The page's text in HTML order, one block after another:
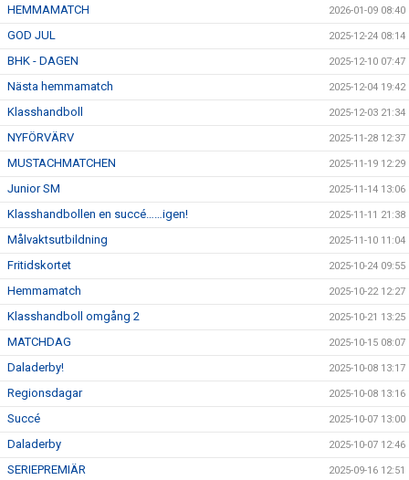
HEMMAMATCH 2026-01-09 08:40
GOD JUL 2025-12-24 08:14
BHK - DAGEN 2025-12-10 07:47
Nästa hemmamatch 2025-12-04 19:42
Klasshandboll 2025-12-03 21:34
NYFÖRVÄRV 2025-11-28 12:37
MUSTACHMATCHEN 2025-11-19 12:29
Junior SM 2025-11-14 13:06
Klasshandbollen en succé……igen! 2025-11-11 21:38
Målvaktsutbildning 2025-11-10 11:04
Fritidskortet 2025-10-24 09:55
Hemmamatch 2025-10-22 12:27
Klasshandboll omgång 2 2025-10-21 13:25
MATCHDAG 2025-10-15 08:07
Daladerby! 2025-10-08 13:17
Regionsdagar 2025-10-08 13:16
Succé 2025-10-07 13:00
Daladerby 2025-10-07 12:46
SERIEPREMIÄR 2025-09-16 12:51